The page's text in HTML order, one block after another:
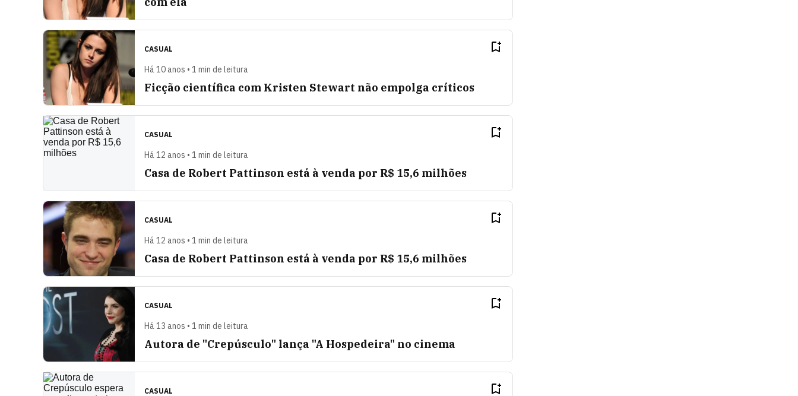
CASUAL
Há 10 anos • 1 min de leitura
Ficção científica com Kristen Stewart não empolga críticos
CASUAL
Há 12 anos • 1 min de leitura
Casa de Robert Pattinson está à venda por R$ 15,6 milhões
CASUAL
Há 12 anos • 1 min de leitura
Casa de Robert Pattinson está à venda por R$ 15,6 milhões
CASUAL
Há 13 anos • 1 min de leitura
Autora de "Crepúsculo" lança "A Hospedeira" no cinema
CASUAL